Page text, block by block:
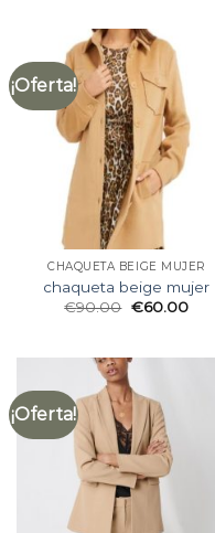
¡Oferta!
CHAQUETA BEIGE MUJER
chaqueta beige mujer
€90.00 €60.00
¡Oferta!